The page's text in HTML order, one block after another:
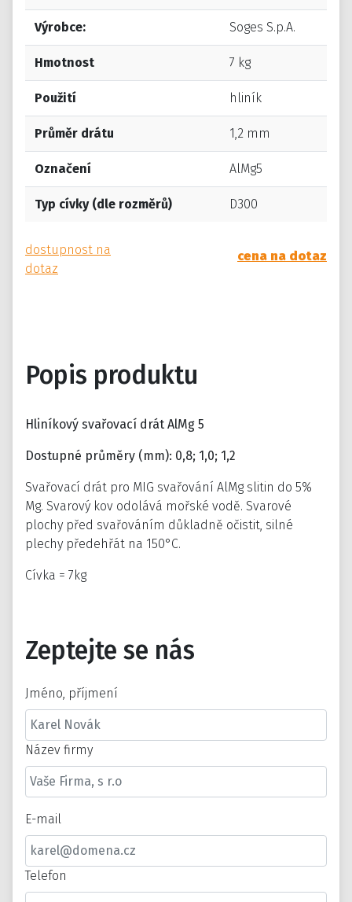
Výrobce: Soges S.p.A.
Hmotnost 7 kg
Použití hliník
Průměr drátu 1,2 mm
Označení AlMg5
Typ cívky (dle rozměrů) D300
dostupnost na
dotaz
cena na dotaz
Popis produktu
Hliníkový svařovací drát AlMg 5
Dostupné průměry (mm): 0,8; 1,0; 1,2
Svařovací drát pro MIG svařování AlMg slitin do 5%
Mg. Svarový kov odolává mořské vodě. Svarové
plochy před svařováním důkladně očistit, silné
plechy předehřát na 150°C.
Cívka = 7kg
Zeptejte se nás
Jméno, příjmení
Název firmy
E-mail
Telefon